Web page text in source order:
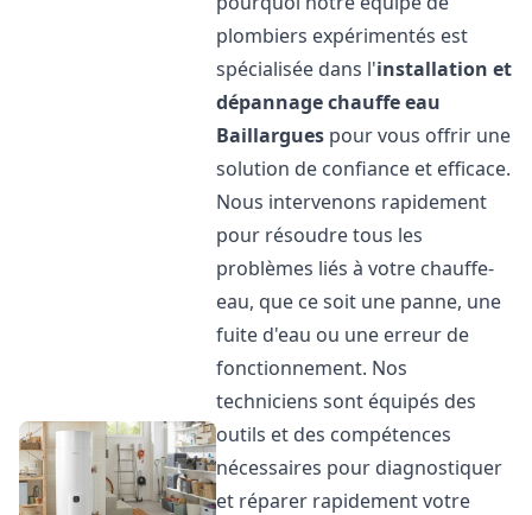
plombiers expérimentés est
spécialisée dans l'installation et
dépannage chauffe eau
Baillargues pour vous offrir une
solution de confiance et efficace.
Nous intervenons rapidement
pour résoudre tous les
problèmes liés à votre chauffe-
eau, que ce soit une panne, une
fuite d'eau ou une erreur de
fonctionnement. Nos
techniciens sont équipés des
outils et des compétences
nécessaires pour diagnostiquer
et réparer rapidement votre